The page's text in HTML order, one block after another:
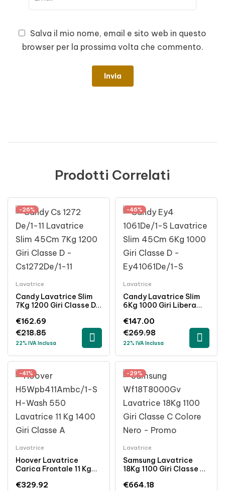
Salva il mio nome, email e sito web in questo
browser per la prossima volta che commento.
Prodotti Correlati
-26%
Lavatrice
Candy Lavatrice Slim
7Kg 1200 Giri Classe D
Installazione
€218.85
€162.69
22% IVA Inclusa
-46%
Lavatrice
Candy Lavatrice Slim
6Kg 1000 Giri Libera
Acciaio Inossidabile
€269.98
€147.00
22% IVA Inclusa
-41%
Lavatrice
Hoover Lavatrice
Carica Frontale 11 Kg
Classe A Bianco
€329.92
-29%
Lavatrice
Samsung Lavatrice
18Kg 1100 Giri Classe C
Freestanding
€664.18